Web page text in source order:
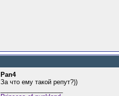
Pan4
За что ему такой репут?))